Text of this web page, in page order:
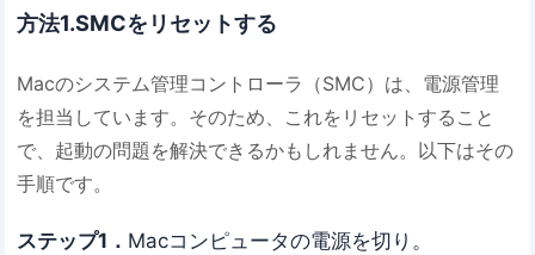
方法1.SMCをリセットする
Macのシステム管理コントローラ（SMC）は、電源管理
を担当しています。そのため、これをリセットすること
で、起動の問題を解決できるかもしれません。以下はその
手順です。
ステップ1． Macコンピュータの電源を切り。